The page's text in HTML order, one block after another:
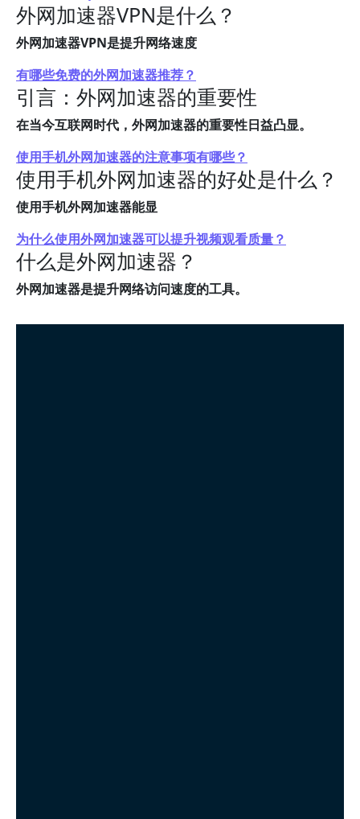
外网加速器VPN是什么？
外网加速器VPN是提升网络速度
有哪些免费的外网加速器推荐？
引言：外网加速器的重要性
在当今互联网时代，外网加速器的重要性日益凸显。
使用手机外网加速器的注意事项有哪些？
使用手机外网加速器的好处是什么？
使用手机外网加速器能显
为什么使用外网加速器可以提升视频观看质量？
什么是外网加速器？
外网加速器是提升网络访问速度的工具。